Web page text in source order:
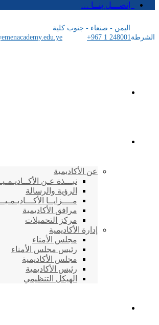
إتصـــل بنــا …
اليمن - صنعاء - جنوب كلية
الشرطة+967 1 248001
عن الأكاديمية
نبـــذة عـن
الرؤية والرسالة
مــــزايــا
مرافق الأكاديمية
مركز التحميلات
إدارة الأكاديمية
مجلس الأمناء
رئيس مجلس الأمناء
مجلس الأكاديمية
رئيس الأكاديمية
الهيكل التنظيمي